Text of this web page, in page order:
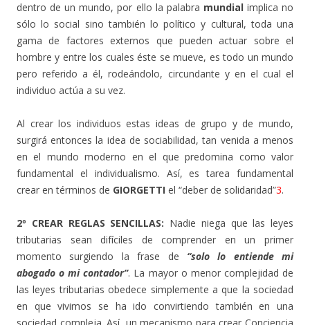
dentro de un mundo, por ello la palabra mundialimplica no
sólo lo social sino también lo político y cultural, toda una
gama de factores externos que pueden actuar sobre el
hombre y entre los cuales éste se mueve, es todo un mundo
pero referido a él, rodeándolo, circundante y en el cual el
individuo actúa a su vez.
Al crear los individuos estas ideas de grupo y de mundo,
surgirá entonces la idea de sociabilidad, tan venida a menos
en el mundo moderno en el que predomina como valor
fundamental el individualismo. Así, es tarea fundamental
crear en términos de GIORGETTI el “deber de solidaridad”3.
2º CREAR REGLAS SENCILLAS: Nadie niega que las leyes
tributarias sean difíciles de comprender en un primer
momento surgiendo la frase de “solo lo entiende mi
abogado o mi contador”. La mayor o menor complejidad de
las leyes tributarias obedece simplemente a que la sociedad
en que vivimos se ha ido convirtiendo también en una